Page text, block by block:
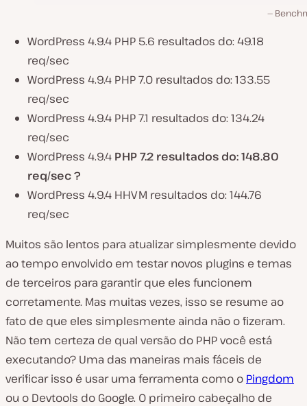
WordPress 4.9.4 PHP 5.6 resultados do: 49.18
req/sec
WordPress 4.9.4 PHP 7.0 resultados do: 133.55
req/sec
WordPress 4.9.4 PHP 7.1 resultados do: 134.24
req/sec
WordPress 4.9.4 PHP 7.2 resultados do: 148.80
req/sec ?
WordPress 4.9.4 HHVM resultados do: 144.76
req/sec
Muitos são lentos para atualizar simplesmente devido
ao tempo envolvido em testar novos plugins e temas
de terceiros para garantir que eles funcionem
corretamente. Mas muitas vezes, isso se resume ao
fato de que eles simplesmente ainda não o fizeram.
Não tem certeza de qual versão do PHP você está
executando? Uma das maneiras mais fáceis de
verificar isso é usar uma ferramenta como o Pingdom
ou o Devtools do Google. O primeiro cabeçalho de